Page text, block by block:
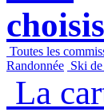
Toutes les
Randonnée Ski
La